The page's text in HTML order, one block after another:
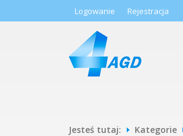
Logowanie Rejestracja
Jesteś tutaj: Kategorie